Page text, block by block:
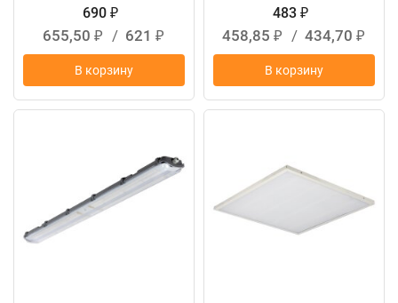
690 ₽
655,50 ₽ / 621 ₽
В корзину
483 ₽
458,85 ₽ / 434,70 ₽
В корзину